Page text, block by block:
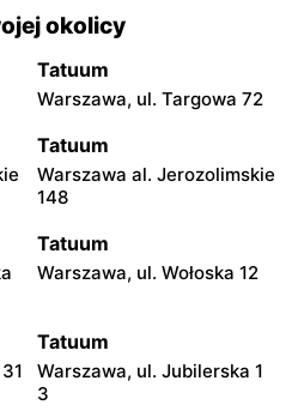
okolicy
Tatuum
Warszawa, ul. Targowa 72
Tatuum
Warszawa al. Jerozolimskie
148
Tatuum
Warszawa, ul. Wołoska 12
Tatuum
Warszawa, ul. Jubilerska 1
3